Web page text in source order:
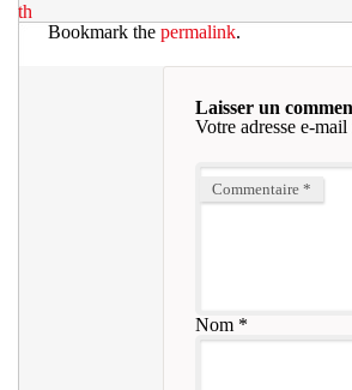
th
Bookmark the permalink.
Laisser un
Votre adresse e-
Commentaire *
Nom*